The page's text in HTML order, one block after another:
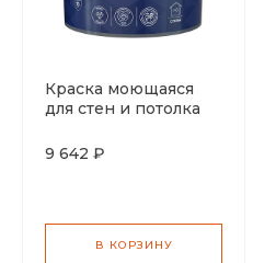
Краска моющаяся
для стен и потолка
7 матовая база А 9л
9 642 ₽
В КОРЗИНУ